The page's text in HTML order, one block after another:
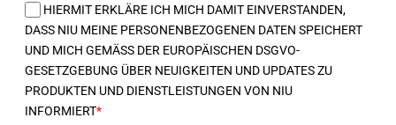
HIERMIT ERKLÄRE ICH MICH DAMIT EINVERSTANDEN,
DASS NIU MEINE PERSONENBEZOGENEN DATEN SPEICHERT
UND MICH GEMÄSS DER EUROPÄISCHEN DSGVO-
GESETZGEBUNG ÜBER NEUIGKEITEN UND UPDATES ZU
PRODUKTEN UND DIENSTLEISTUNGEN VON NIU
INFORMIERT*